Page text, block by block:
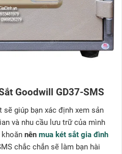
Goodwill GD37-SMS
giúp bạn xác định xem sản
và nhu cầu lưu trữ của mình
khoăn nên mua két sắt gia đình
chắc chắn sẽ làm bạn hài